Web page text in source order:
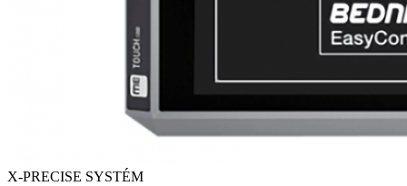
X-PRECISE SYSTÉM